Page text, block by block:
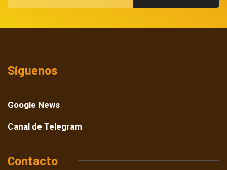
Síguenos
Google News
Canal de Telegram
Contacto